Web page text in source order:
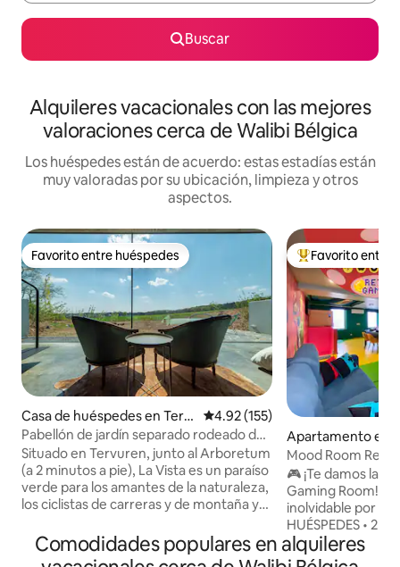
Buscar
Alquileres vacacionales con las mejores
valoraciones cerca de Walibi Bélgica
Los huéspedes están de acuerdo: estas estadías están
muy valoradas por su ubicación, limpieza y otros
aspectos.
Favorito entre huéspedes
Favorito entre huéspedes
Casa de huéspedes en Terv
uren
Calificación promedio: 4.92 de
4.92 (155)
Pabellón de jardín separado rodeado de
naturaleza
Situado en Tervuren, junto al Arboretum
(a 2 minutos a pie), La Vista es un paraíso
verde para los amantes de la naturaleza,
los ciclistas de carreras y de montaña y
la naturaleza, combinado con
comodidad y sensación de estar en el
Favorito entre
Favorito entre
Apartamento en
Mood Room Retro
Salas de juegos ·
🎮 ¡Te damos la
Gaming Room! Disfruta de una estancia
inolvidable por una
HUÉSPEDES • 2 recámaras con cama
tamaño queen +
jacuzzi para una
Comodidades populares en alquileres